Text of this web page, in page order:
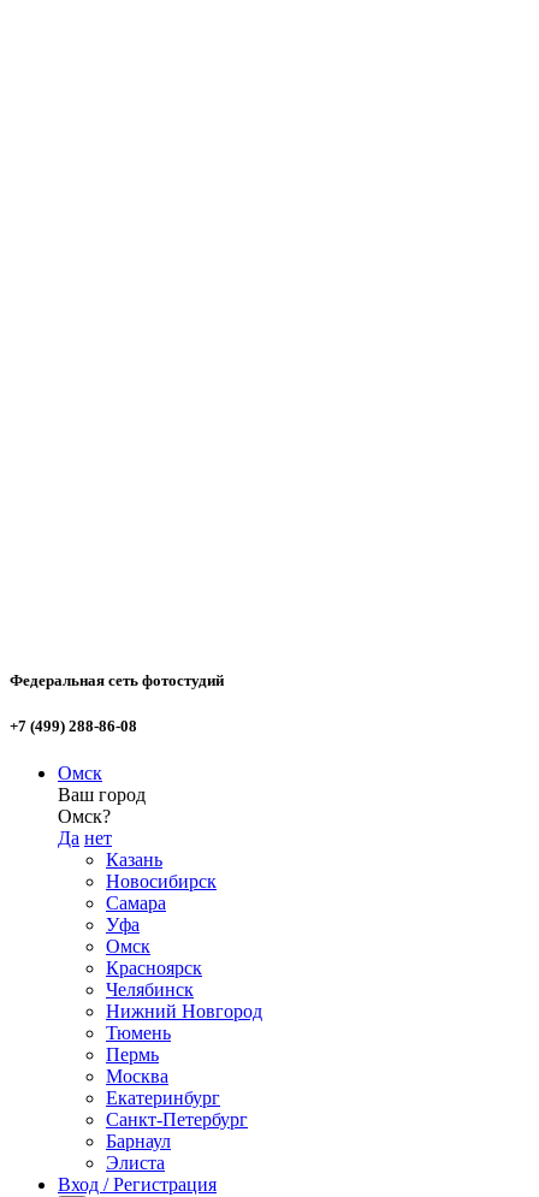
Федеральная сеть фотостудий
+7 (499) 288-86-08
Омск
Ваш город
Омск?
Да нет
Казань
Новосибирск
Самара
Уфа
Омск
Красноярск
Челябинск
Нижний Новгород
Тюмень
Пермь
Москва
Екатеринбург
Санкт-Петербург
Барнаул
Элиста
Вход / Регистрация